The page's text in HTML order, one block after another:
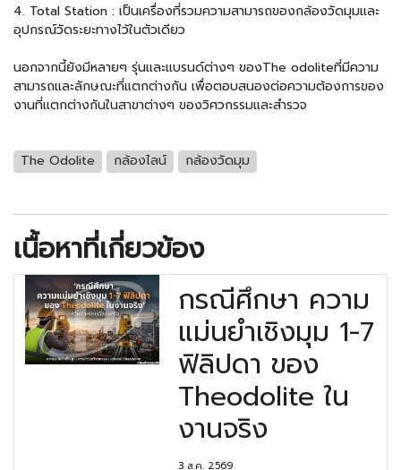
4. Total Station : เป็นเครื่องที่รวมความสามารถของกล้องวัดมุมและ
อุปกรณ์วัดระยะทางไว้ในตัวเดียว
นอกจากนี้ยังมีหลายๆ รุ่นและแบรนด์ต่างๆ ของThe odoliteที่มีความ
สามารถและลักษณะที่แตกต่างกัน เพื่อตอบสนองต่อความต้องการของ
งานที่แตกต่างกันในสาขาต่างๆ ของวิศวกรรมและสำรวจ
The Odolite กล้องไลน์ กล้องวัดมุม
เนื้อหาที่เกี่ยวข้อง
กรณีศึกษา ความ
แม่นยำเชิงมุม 1-7
ฟิลิปดา ของ
Theodolite ใน
งานจริง
3 ส.ค. 2569